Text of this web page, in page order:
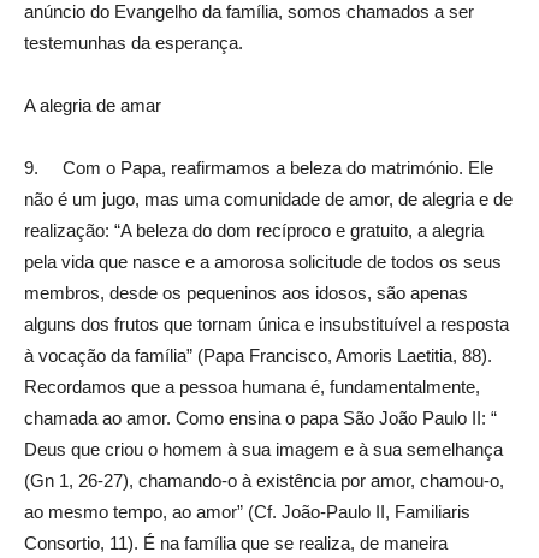
anúncio do Evangelho da família, somos chamados a ser
testemunhas da esperança.
A alegria de amar
9. Com o Papa, reafirmamos a beleza do matrimónio. Ele
não é um jugo, mas uma comunidade de amor, de alegria e de
realização: “A beleza do dom recíproco e gratuito, a alegria
pela vida que nasce e a amorosa solicitude de todos os seus
membros, desde os pequeninos aos idosos, são apenas
alguns dos frutos que tornam única e insubstituível a resposta
à vocação da família” (Papa Francisco, Amoris Laetitia, 88).
Recordamos que a pessoa humana é, fundamentalmente,
chamada ao amor. Como ensina o papa São João Paulo II: “
Deus que criou o homem à sua imagem e à sua semelhança
(Gn 1, 26-27), chamando-o à existência por amor, chamou-o,
ao mesmo tempo, ao amor” (Cf. João-Paulo II, Familiaris
Consortio, 11). É na família que se realiza, de maneira